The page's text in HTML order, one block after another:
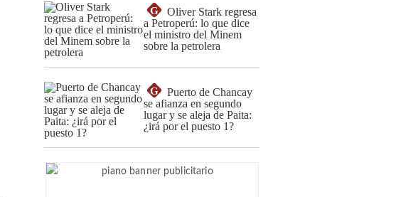
G
Oliver Stark regresa
a Petroperú: lo que dice
el ministro del Minem
sobre la petrolera
G
Puerto de Chancay
se afianza en segundo
lugar y se aleja de Paita:
¿irá por el puesto 1?